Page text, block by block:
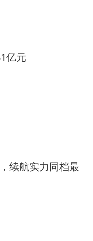
亿元
续航实力同档最